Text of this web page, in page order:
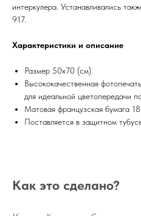
интеркулера. Устанавливались
917.
Характеристики и описание
Размер 50х70 (см).
Высококачественная
для идеальной цветопередачи
Матовая французская бумага
Поставляется в защитном
Как это сделано?